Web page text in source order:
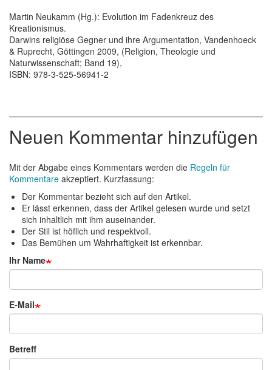
Martin Neukamm (Hg.): Evolution im Fadenkreuz des
Kreationismus.
Darwins religiöse Gegner und ihre Argumentation, Vandenhoeck
& Ruprecht, Göttingen 2009, (Religion, Theologie und
Naturwissenschaft; Band 19),
ISBN: 978-3-525-56941-2
Neuen Kommentar hinzufügen
Mit der Abgabe eines Kommentars werden die Regeln für
Kommentare akzeptiert. Kurzfassung:
Der Kommentar bezieht sich auf den Artikel.
Er lässt erkennen, dass der Artikel gelesen wurde und setzt
sich inhaltlich mit ihm auseinander.
Der Stil ist höflich und respektvoll.
Das Bemühen um Wahrhaftigkeit ist erkennbar.
Ihr Name
E-Mail
Betreff